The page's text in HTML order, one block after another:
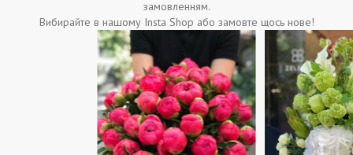
замовленням.
Вибирайте в нашому Insta Shop або замовте щось нове!